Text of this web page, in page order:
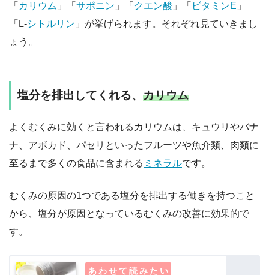
「 カリウム 」「 サポニン 」「 クエン酸 」「 ビタミンE 」
「L-シトルリン 」が挙げられます。それぞれ見ていきまし
ょう。
塩分を排出してくれる、 カリウム
よくむくみに効くと言われるカリウムは、キュウリやバナ
ナ、アボカド、パセリといったフルーツや魚介類、肉類に
至るまで多くの食品に含まれる ミネラルです。
むくみの原因の1つである塩分を排出する働きを持つこと
から、塩分が原因となっているむくみの改善に効果的で
す。